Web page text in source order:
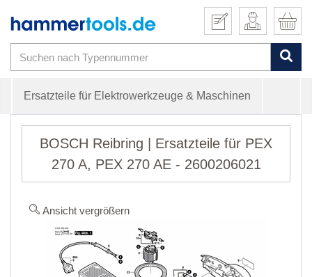
Ersatzteile für Elektrowerkzeuge & Maschinen
BOSCH Reibring | Ersatzteile für PEX
270 A, PEX 270 AE - 2600206021
Ansicht vergrößern